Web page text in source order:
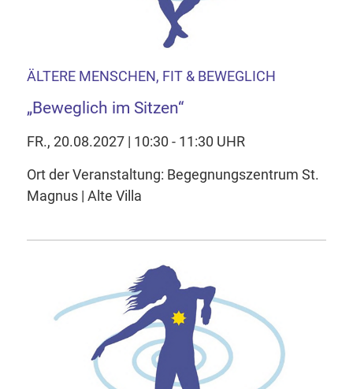
ÄLTERE MENSCHEN, FIT & BEWEGLICH
„Beweglich im Sitzen“
FR., 20.08.2027 | 10:30 - 11:30 UHR
Ort der Veranstaltung: Begegnungszentrum St.
Magnus | Alte Villa